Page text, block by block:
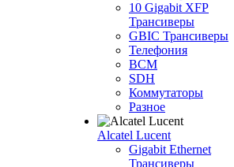
10 Gigabit XFP
Трансиверы
GBIC Трансиверы
Телефония
BCM
SDH
Коммутаторы
Разное
Alcatel Lucent
Gigabit Ethernet
Трансиверы